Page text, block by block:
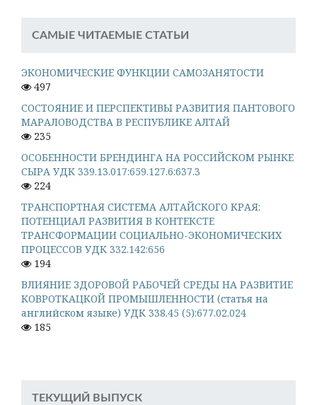
САМЫЕ ЧИТАЕМЫЕ СТАТЬИ
ЭКОНОМИЧЕСКИЕ ФУНКЦИИ САМОЗАНЯТОСТИ
497
СОСТОЯНИЕ И ПЕРСПЕКТИВЫ РАЗВИТИЯ ПАНТОВОГО
МАРАЛОВОДСТВА В РЕСПУБЛИКЕ АЛТАЙ
235
ОСОБЕННОСТИ БРЕНДИНГА НА РОССИЙСКОМ РЫНКЕ
СЫРА УДК 339.13.017:659.127.6:637.3
224
ТРАНСПОРТНАЯ СИСТЕМА АЛТАЙСКОГО КРАЯ:
ПОТЕНЦИАЛ РАЗВИТИЯ В КОНТЕКСТЕ
ТРАНСФОРМАЦИИ СОЦИАЛЬНО-ЭКОНОМИЧЕСКИХ
ПРОЦЕССОВ УДК 332.142:656
194
ВЛИЯНИЕ ЗДОРОВОЙ РАБОЧЕЙ СРЕДЫ НА РАЗВИТИЕ
КОВРОТКАЦКОЙ ПРОМЫШЛЕННОСТИ (статья на
английском языке) УДК 338.45 (5):677.02.024
185
ТЕКУЩИЙ ВЫПУСК